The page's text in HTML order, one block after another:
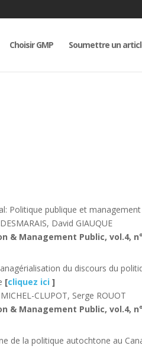
Choisir GMP Soumettre un
Politique publique et
David GIAUQUE
& Management Public, vol.4,
du discours du
[cliquez ici ]
CLUPOT, Serge ROUOT
& Management Public, vol.4,
de la politique autochtone au